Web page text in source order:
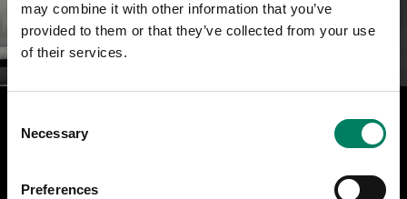
may combine it with other information that you’ve
provided to them or that they’ve collected from your use
of their services.
Selection
Necessary
Preferences
Alla RAW-modeller har vår tidlösa ”Minimum Diffraction
med den ledande industri-designern Harri Koskinen. Den